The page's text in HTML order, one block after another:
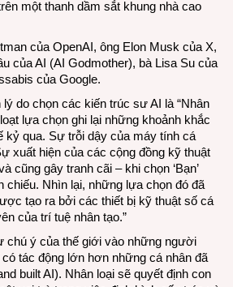
một thanh dầm sắt khung nhà cao
của OpenAI, ông Elon Musk của X,
của AI (AI Godmother), bà Lisa Su của
của Google.
do chọn các kiến trúc sư AI là “Nhân
lựa chọn ghi lại những khoảnh khắc
kỷ qua. Sự trỗi dậy của máy tính cá
xuất hiện của các cộng đồng kỹ thuật
cũng gây tranh cãi – khi chọn ‘Bạn’
chiếu. Nhìn lại, những lựa chọn đó đã
tạo ra bởi các thiết bị kỹ thuật số cá
của trí tuệ nhân tạo.”
chú ý của thế giới vào những người
tác động lớn hơn những cá nhân đã
built AI). Nhân loại sẽ quyết định con